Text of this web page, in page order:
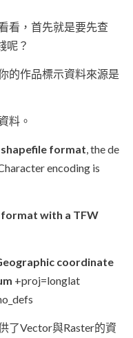
看，首先就是要先查
呢？
的作品標示資料來源是
料。
shapefile format , the de
encoding is
format with a TFW
coordinate
+proj=longlat
了Vector與Raster的資